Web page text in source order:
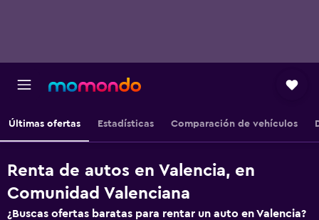
Últimas ofertas Estadísticas Comparación de vehículos
Renta de autos en Valencia, en
Comunidad Valenciana
¿Buscas ofertas baratas para rentar un auto en Valencia?